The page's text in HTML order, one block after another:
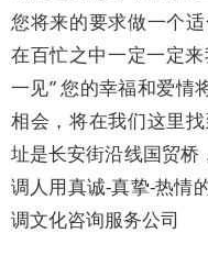
您将来的要求做一个
在百忙之中一定一定
一见” 您的幸福和爱情
相会，将在我们这里
址是长安街沿线国贸桥
调人用真诚-真挚-热情
调文化咨询服务公司